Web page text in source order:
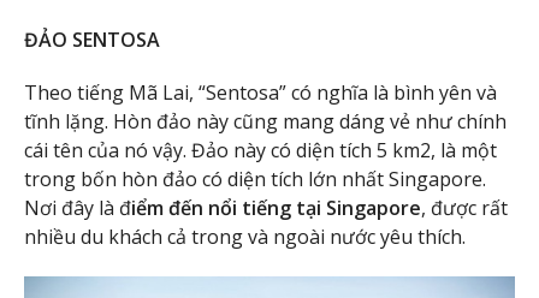
ĐẢO SENTOSA
Theo tiếng Mã Lai, “Sentosa” có nghĩa là bình yên và
tĩnh lặng. Hòn đảo này cũng mang dáng vẻ như chính
cái tên của nó vậy. Đảo này có diện tích 5 km2, là một
trong bốn hòn đảo có diện tích lớn nhất Singapore.
Nơi đây là điểm đến nổi tiếng tại Singapore, được rất
nhiều du khách cả trong và ngoài nước yêu thích.